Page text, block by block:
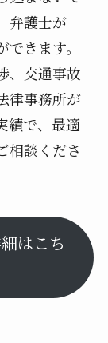
弁護士が
きます。
、交通事故
律事務所が
績で、最適
相談くださ
はこち